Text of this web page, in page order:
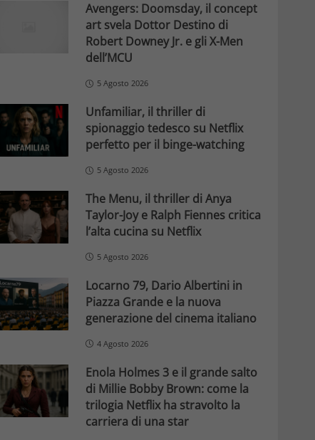
Avengers: Doomsday, il concept
art svela Dottor Destino di
Robert Downey Jr. e gli X-Men
dell’MCU
5 Agosto 2026
Unfamiliar, il thriller di
spionaggio tedesco su Netflix
perfetto per il binge-watching
5 Agosto 2026
The Menu, il thriller di Anya
Taylor-Joy e Ralph Fiennes critica
l’alta cucina su Netflix
5 Agosto 2026
Locarno 79, Dario Albertini in
Piazza Grande e la nuova
generazione del cinema italiano
4 Agosto 2026
Enola Holmes 3 e il grande salto
di Millie Bobby Brown: come la
trilogia Netflix ha stravolto la
carriera di una star